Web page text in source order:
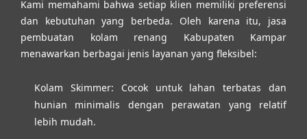
Kami memahami bahwa setiap klien memiliki preferensi
dan kebutuhan yang berbeda. Oleh karena itu, jasa
pembuatan kolam renang Kabupaten Kampar
menawarkan berbagai jenis layanan yang fleksibel:
Kolam Skimmer: Cocok untuk lahan terbatas dan
hunian minimalis dengan perawatan yang relatif
lebih mudah.